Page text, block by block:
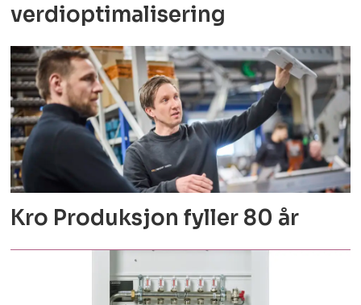
verdioptimalisering
Kro Produksjon fyller 80 år